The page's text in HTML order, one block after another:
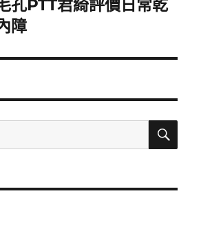
孔PTT君綺評價日常乾
障
搜